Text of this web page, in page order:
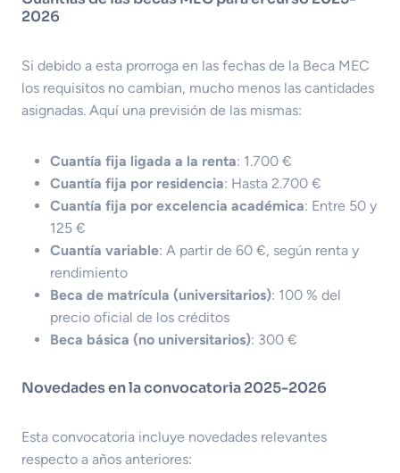
2026
Si debido a esta prorroga en las fechas de la Beca MEC
los requisitos no cambian, mucho menos las cantidades
asignadas. Aquí una previsión de las mismas:
Cuantía fija ligada a la renta: 1.700 €
Cuantía fija por residencia: Hasta 2.700 €
Cuantía fija por excelencia académica: Entre 50 y
125 €
Cuantía variable: A partir de 60 €, según renta y
rendimiento
Beca de matrícula (universitarios): 100 % del
precio oficial de los créditos
Beca básica (no universitarios): 300 €
Novedades en la convocatoria 2025-2026
Esta convocatoria incluye novedades relevantes
respecto a años anteriores: